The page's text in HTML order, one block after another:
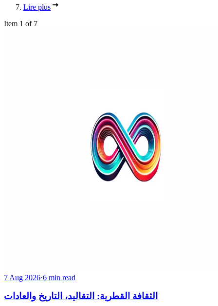
Lire plus
Item 1 of 7
7 Aug 2026·6 min read
الثقافة القطرية: التقاليد، التاريخ والعادات